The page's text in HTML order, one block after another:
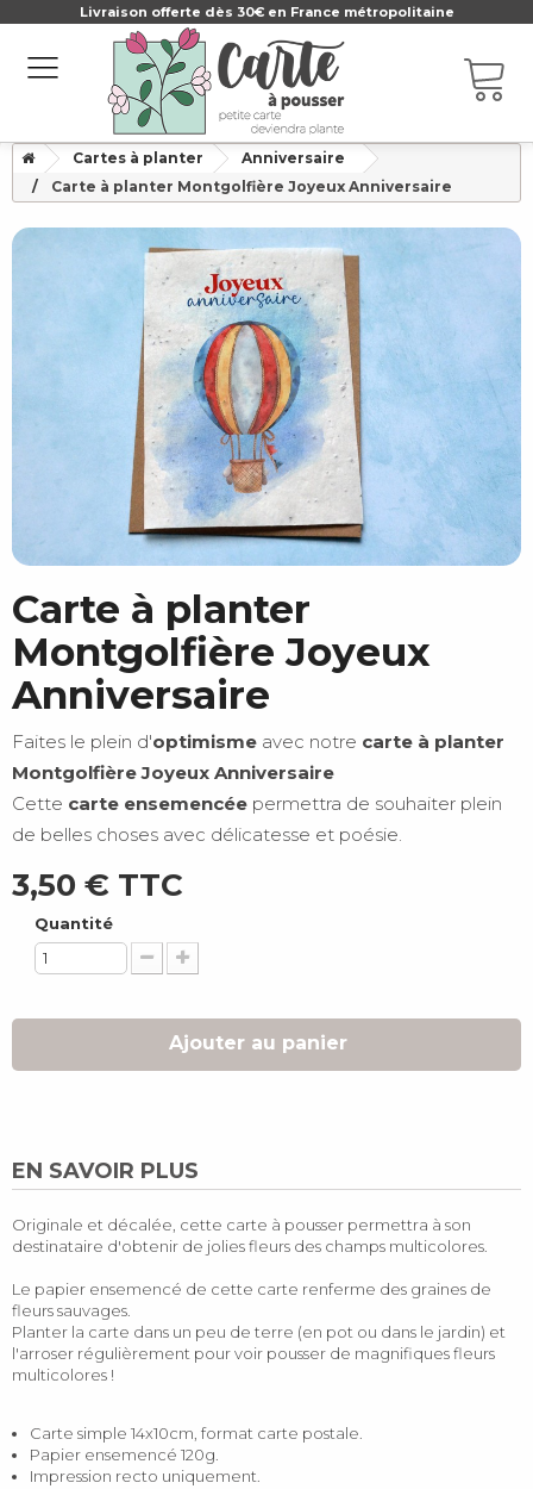
Livraison offerte dès 30€ en France métropolitaine
Cartes à planter
Anniversaire
Carte à planter Montgolfière Joyeux Anniversaire
Carte à planter
Montgolfière Joyeux
Anniversaire
Faites le plein d'optimisme avec notre carte à planter
Montgolfière Joyeux Anniversaire
Cette carte ensemencée permettra de souhaiter plein
de belles choses avec délicatesse et poésie.
3,50 € TTC
Quantité
Ajouter au panier
EN SAVOIR PLUS
Originale et décalée, cette carte à pousser permettra à son
destinataire d'obtenir de jolies fleurs des champs multicolores.
Le papier ensemencé de cette carte renferme des graines de
fleurs sauvages.
Planter la carte dans un peu de terre (en pot ou dans le jardin) et
l'arroser régulièrement pour voir pousser de magnifiques fleurs
multicolores !
Carte simple 14x10cm, format carte postale.
Papier ensemencé 120g.
Impression recto uniquement.